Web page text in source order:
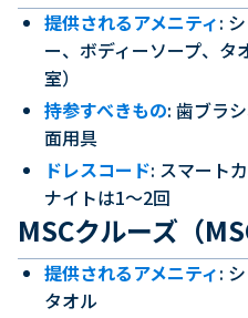
提供されるアメニティ:
ー、ボディーソープ、タ
室）
持参すべきもの: 歯ブラ
面用具
ドレスコード: スマート
ナイトは1〜2回
MSCクルーズ（
提供されるアメニティ:
タオル